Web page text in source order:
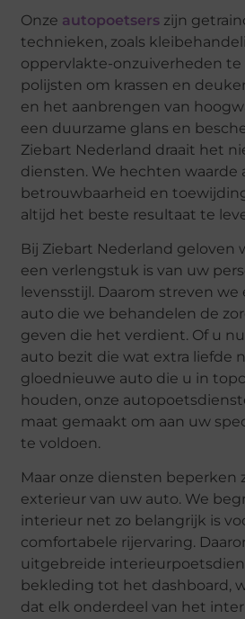
Onze autopoetsers zijn
technieken, zoals
oppervlakte-onzuiverheden te
polijsten om krassen en
en het aanbrengen van
een duurzame glans en
Ziebart Nederland draait het
diensten. We hechten waarde
betrouwbaarheid en
altijd het beste resultaat te
Bij Ziebart Nederland geloven
een verlengstuk is van uw
levensstijl. Daarom streven we
auto die we behandelen de
geven die het verdient. Of u
auto bezit die wat extra liefde
gloednieuwe auto die u in
houden, onze
maat gemaakt om aan uw
te voldoen.
Maar onze diensten beperken
exterieur van uw auto. We
interieur net zo belangrijk is
comfortabele rijervaring.
uitgebreide
bekleding tot het dashboard,
dat elk onderdeel van het